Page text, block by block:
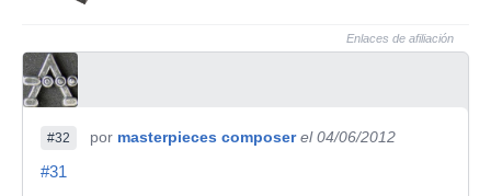
Enlaces de afiliación
#32 por masterpieces composer el 04/06/2012
#31